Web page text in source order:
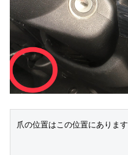
爪の位置はこの位置にあります